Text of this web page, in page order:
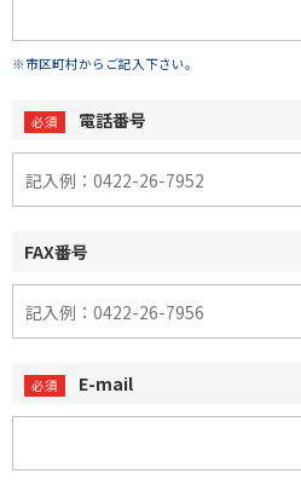
※市区町村からご記入下さい。
電話番号
FAX番号
E-mail